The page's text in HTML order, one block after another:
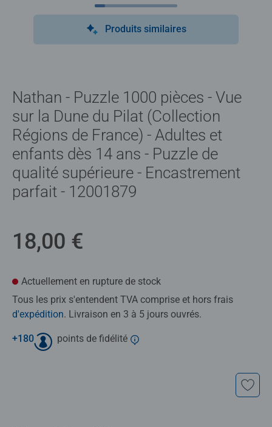
Produits similaires
Nathan - Puzzle 1000 pièces - Vue
sur la Dune du Pilat (Collection
Régions de France) - Adultes et
enfants dès 14 ans - Puzzle de
qualité supérieure - Encastrement
parfait - 12001879
18,00 €
Actuellement en rupture de stock
Tous les prix s'entendent TVA comprise et hors frais
d'expédition. Livraison en 3 à 5 jours ouvrés.
+180 points de fidélité